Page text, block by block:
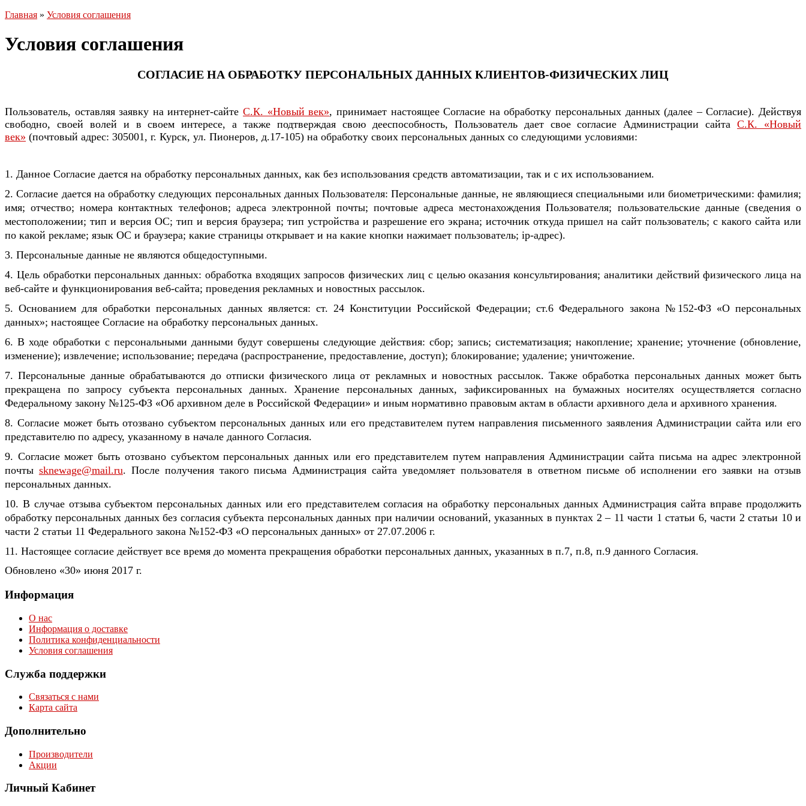
Главная » Условия соглашения
Условия соглашения
СОГЛАСИЕ НА ОБРАБОТКУ ПЕРСОНАЛЬНЫХ ДАННЫХ КЛИЕНТОВ-ФИЗИЧЕСКИХ ЛИЦ
Пользователь, оставляя заявку на интернет-сайтеС.К. «Новый век», принимает настоящее Согласие на обработку персональных данных (далее – Согласие). Действуя
свободно, своей волей и в своем интересе, а также подтверждая свою дееспособность, Пользователь дает свое согласие Администрации сайтаС.К. «Новый
век» (почтовый адрес: 305001, г. Курск, ул. Пионеров, д.17-105) на обработку своих персональных данных со следующими условиями:
1. Данное Согласие дается на обработку персональных данных, как без использования средств автоматизации, так и с их использованием.
2. Согласие дается на обработку следующих персональных данных Пользователя: Персональные данные, не являющиеся специальными или биометрическими: фамилия;
имя; отчество; номера контактных телефонов; адреса электронной почты; почтовые адреса местонахождения Пользователя; пользовательские данные (сведения о
местоположении; тип и версия ОС; тип и версия браузера; тип устройства и разрешение его экрана; источник откуда пришел на сайт пользователь; с какого сайта или
по какой рекламе; язык ОС и браузера; какие страницы открывает и на какие кнопки нажимает пользователь; ip-адрес).
3. Персональные данные не являются общедоступными.
4. Цель обработки персональных данных: обработка входящих запросов физических лиц с целью оказания консультирования; аналитики действий физического лица на
веб-сайте и функционирования веб-сайта; проведения рекламных и новостных рассылок.
5. Основанием для обработки персональных данных является: ст. 24 Конституции Российской Федерации; ст.6 Федерального закона №152-ФЗ «О персональных
данных»; настоящее Согласие на обработку персональных данных.
6. В ходе обработки с персональными данными будут совершены следующие действия: сбор; запись; систематизация; накопление; хранение; уточнение (обновление,
изменение); извлечение; использование; передача (распространение, предоставление, доступ); блокирование; удаление; уничтожение.
7. Персональные данные обрабатываются до отписки физического лица от рекламных и новостных рассылок. Также обработка персональных данных может быть
прекращена по запросу субъекта персональных данных. Хранение персональных данных, зафиксированных на бумажных носителях осуществляется согласно
Федеральному закону №125-ФЗ «Об архивном деле в Российской Федерации» и иным нормативно правовым актам в области архивного дела и архивного хранения.
8. Согласие может быть отозвано субъектом персональных данных или его представителем путем направления письменного заявления Администрации сайта или его
представителю по адресу, указанному в начале данного Согласия.
9. Согласие может быть отозвано субъектом персональных данных или его представителем путем направления Администрации сайта письма на адрес электронной
почты sknewage@mail.ru. После получения такого письма Администрация сайта уведомляет пользователя в ответном письме об исполнении его заявки на отзыв
персональных данных.
10. В случае отзыва субъектом персональных данных или его представителем согласия на обработку персональных данных Администрация сайта вправе продолжить
обработку персональных данных без согласия субъекта персональных данных при наличии оснований, указанных в пунктах 2 – 11 части 1 статьи 6, части 2 статьи 10 и
части 2 статьи 11 Федерального закона №152-ФЗ «О персональных данных» от 27.07.2006 г.
11. Настоящее согласие действует все время до момента прекращения обработки персональных данных, указанных в п.7, п.8, п.9 данного Согласия.
Обновлено «30» июня 2017 г.
Информация
О нас
Информация о доставке
Политика конфиденциальности
Условия соглашения
Служба поддержки
Связаться с нами
Карта сайта
Дополнительно
Производители
Акции
Личный Кабинет